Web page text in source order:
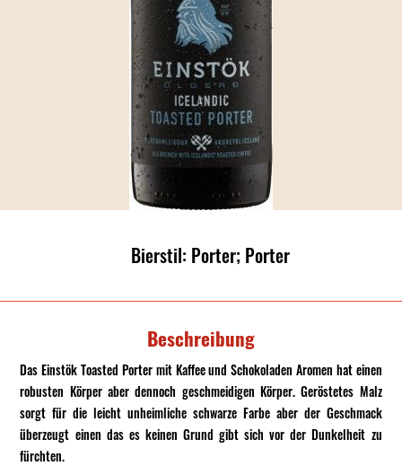
Bierstil: Porter; Porter
Beschreibung
Das Einstök Toasted Porter mit Kaffee und Schokoladen Aromen hat einen
robusten Körper aber dennoch geschmeidigen Körper. Geröstetes Malz
sorgt für die leicht unheimliche schwarze Farbe aber der Geschmack
überzeugt einen das es keinen Grund gibt sich vor der Dunkelheit zu
fürchten.